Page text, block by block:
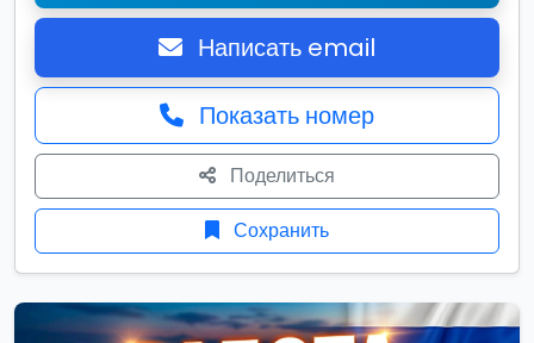
Написать email
Показать номер
Поделиться
Сохранить